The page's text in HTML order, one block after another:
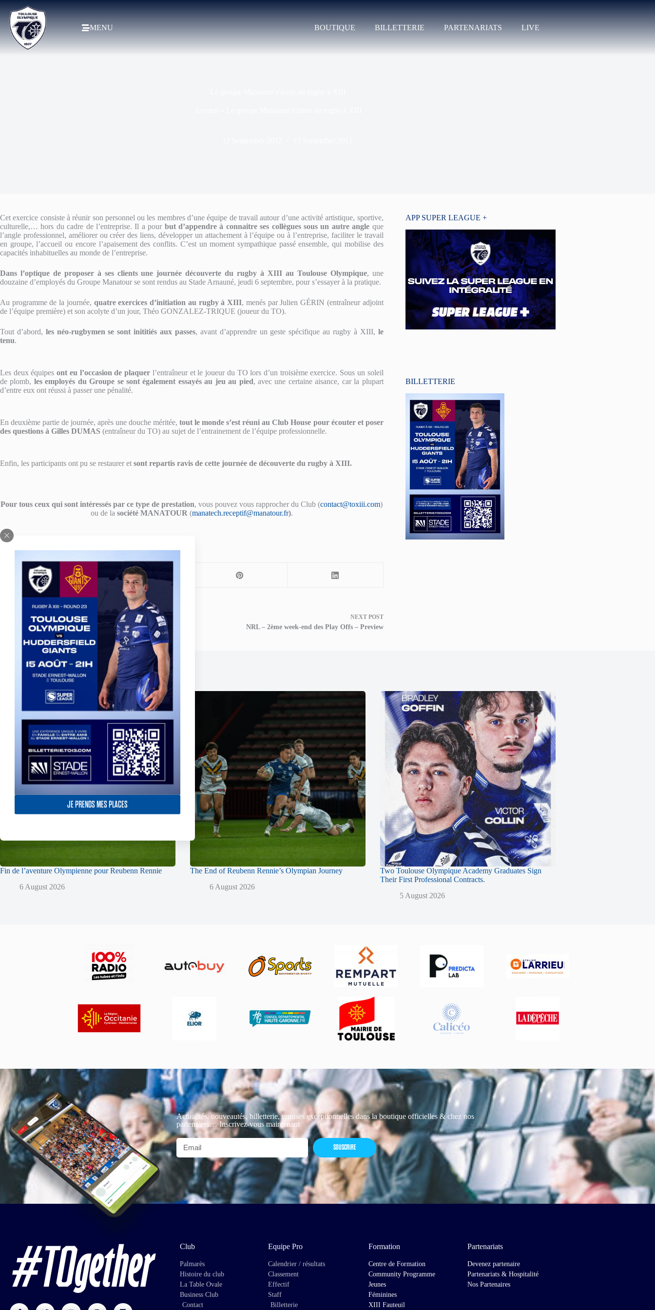
JE PRENDS MES PLACES
MENU BOUTIQUE BILLETTERIE PARTENARIATS LIVE
Cet exercice consiste à réunir son personnel ou les membres d’une équipe de travail autour d’une activité artistique, sportive,
culturelle,… hors du cadre de l’entreprise. Il a pour but d’appendre à connaitre ses collègues sous un autre angle que
l’angle professionnel, améliorer ou créer des liens, développer un attachement à l’équipe ou à l’entreprise, faciliter le travail
en groupe, l’accueil ou encore l’apaisement des conflits. C’est un moment sympathique passé ensemble, qui mobilise des
capacités inhabituelles au monde de l’entreprise.
Dans l’optique de proposer à ses clients une journée découverte du rugby à XIII au Toulouse Olympique, une
douzaine d’employés du Groupe Manatour se sont rendus au Stade Arnauné, jeudi 6 septembre, pour s’essayer à la pratique.
Au programme de la journée, quatre exercices d’initiation au rugby à XIII, menés par Julien GÉRIN (entraîneur adjoint
de l’équipe première) et son acolyte d’un jour, Théo GONZALEZ-TRIQUE (joueur du TO).
Tout d’abord, les néo-rugbymen se sont inititiés aux passes, avant d’apprendre un geste spécifique au rugby à XIII, le
tenu.
Les deux équipesont eu l’occasion de plaquer l’entraîneur et le joueur du TO lors d’un troisième exercice. Sous un soleil
de plomb, les employés du Groupe se sont également essayés au jeu au pied, avec une certaine aisance, car la plupart
d’entre eux ont réussi à passer une pénalité.
En deuxième partie de journée, après une douche méritée,tout le monde s’est réuni au Club House pour écouter et poser
des questions à Gilles DUMAS (entraîneur du TO) au sujet de l’entrainement de l’équipe professionnelle.
Enfin, les participants ont pu se restaurer et sont repartis ravis de cette journée de découverte du rugby à XIII.
Pour tous ceux qui sont intéressés par ce type de prestation, vous pouvez vous rapprocher du Club (contact@toxiii.com)
ou de la société MANATOUR (manatech.receptif@manatour.fr).
PREVIOUSPOST
Trent ROBINSON : du TO aux Roosters
NEXT POST
NRL – 2ème week-end des Play Offs – Preview
APP SUPER LEAGUE +
BILLETTERIE
Related Posts
Fin de l’aventure Olympienne pour Reubenn Rennie
6 August 2026
The End of Reubenn Rennie’s Olympian Journey
6 August 2026
Two Toulouse Olympique Academy Graduates Sign
Their First Professional Contracts.
5 August 2026
Actualités, nouveautés, billetterie, remises exceptionnelles dans la boutique officielles & chez nos
partenaires… Inscrivez-vous maintenant
SOUSCRIRE
Club
Palmarès
Histoire du club
La Table Ovale
Business Club
Contact
Equipe Pro
Calendrier / résultats
Classement
Effectif
Staff
Billetterie
Formation
Centre de Formation
Community Programme
Jeunes
Féminines
XIII Fauteuil
Partenariats
Devenez partenaire
Partenariats & Hospitalité
Nos Partenaires